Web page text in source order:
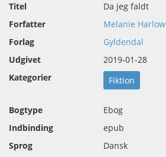
Titel
Da jeg faldt
Forfatter
Melanie Harlow
Forlag
Gyldendal
Udgivet
2019-01-28
Kategorier
Fiktion
Bogtype
Ebog
Indbinding
epub
Sprog
Dansk